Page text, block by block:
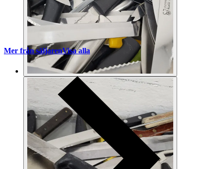
Mer från säljarenVisa alla